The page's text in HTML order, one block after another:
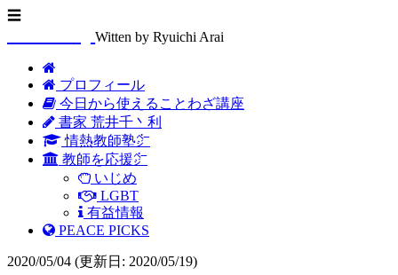
☰
Witten by Ryuichi Arai
プロフィール
今日から使えることわざ講座
書家 荒井千丶利
情熱教師塾㌻
教師を応援㌻
いじめ
LGBT
有益情報
PEACE PICKS
2020/05/04 (更新日: 2020/05/19)